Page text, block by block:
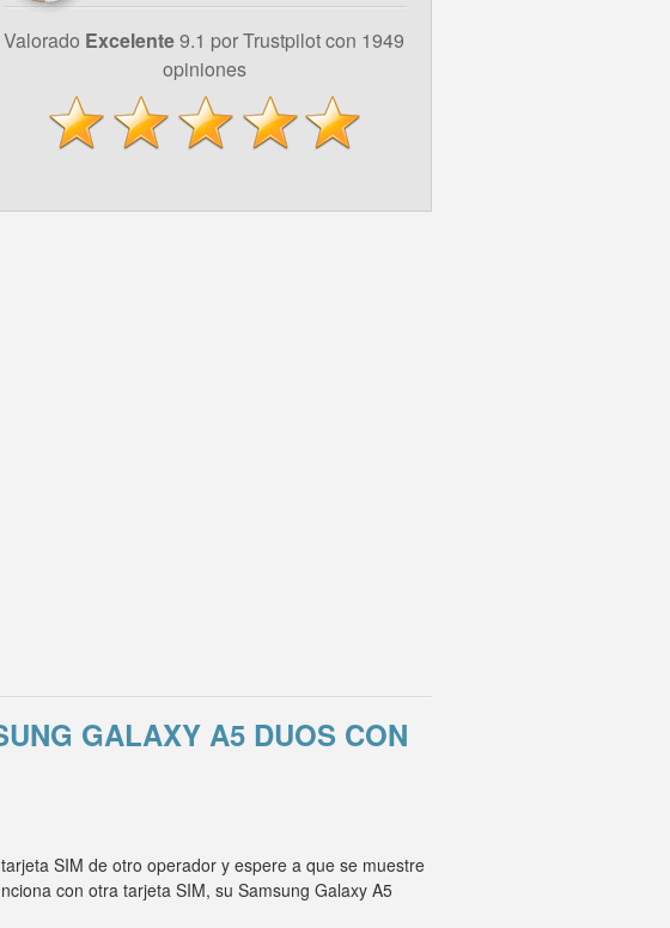
Valorado Excelente9.1 por Trustpilot con 1949
opiniones
GALAXY A5 DUOS CON
SIM de otro operador y espere a que se muestre
con otra tarjeta SIM, su Samsung Galaxy A5